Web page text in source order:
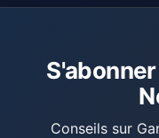
Conseils sur